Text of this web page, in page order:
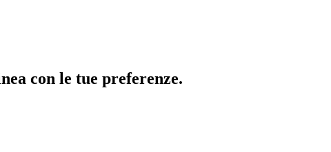
con le tue preferenze.